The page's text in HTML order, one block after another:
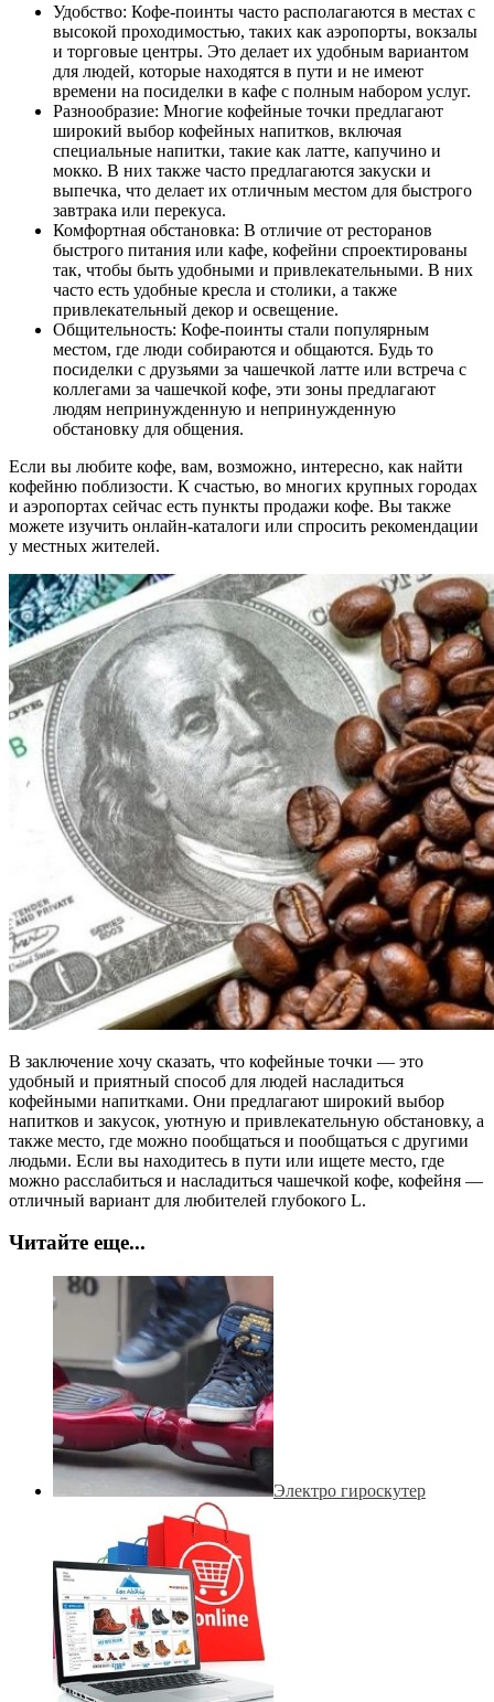
Удобство: Кофе-поинты часто располагаются в местах с
высокой проходимостью, таких как аэропорты, вокзалы
и торговые центры. Это делает их удобным вариантом
для людей, которые находятся в пути и не имеют
времени на посиделки в кафе с полным набором услуг.
Разнообразие: Многие кофейные точки предлагают
широкий выбор кофейных напитков, включая
специальные напитки, такие как латте, капучино и
мокко. В них также часто предлагаются закуски и
выпечка, что делает их отличным местом для быстрого
завтрака или перекуса.
Комфортная обстановка: В отличие от ресторанов
быстрого питания или кафе, кофейни спроектированы
так, чтобы быть удобными и привлекательными. В них
часто есть удобные кресла и столики, а также
привлекательный декор и освещение.
Общительность: Кофе-поинты стали популярным
местом, где люди собираются и общаются. Будь то
посиделки с друзьями за чашечкой латте или встреча с
коллегами за чашечкой кофе, эти зоны предлагают
людям непринужденную и непринужденную
обстановку для общения.
Если вы любите кофе, вам, возможно, интересно, как найти
кофейню поблизости. К счастью, во многих крупных городах
и аэропортах сейчас есть пункты продажи кофе. Вы также
можете изучить онлайн-каталоги или спросить рекомендации
у местных жителей.
В заключение хочу сказать, что кофейные точки — это
удобный и приятный способ для людей насладиться
кофейными напитками. Они предлагают широкий выбор
напитков и закусок, уютную и привлекательную обстановку, а
также место, где можно пообщаться и пообщаться с другими
людьми. Если вы находитесь в пути или ищете место, где
можно расслабиться и насладиться чашечкой кофе, кофейня —
отличный вариант для любителей глубокого L.
Читайте еще...
Электро гироскутер